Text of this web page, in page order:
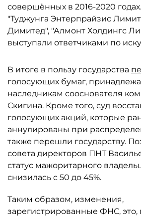
совершённых в 2016-2020
"Туджунга Энтерпрайзис
Димитед", "Алмонт Холдингс
выступали ответчиками по
В итоге в пользу государства
голосующих бумаг,
наследникам сооснователя
Скигина. Кроме того, суд
голосующих акций, которые
аннулированы при
также перешли государству.
совета директоров ПНТ
статус мажоритарного
снизилась с 50 до 45%.
Таким образом, изменения,
зарегистрированные ФНС, это,